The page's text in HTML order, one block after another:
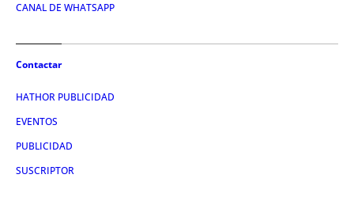
CANAL DE WHATSAPP
Contactar
HATHOR PUBLICIDAD
EVENTOS
PUBLICIDAD
SUSCRIPTOR